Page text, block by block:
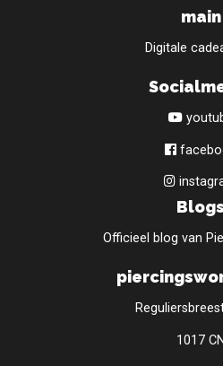
main
Digitale
Blogs
Officieel blog van
1017 CN